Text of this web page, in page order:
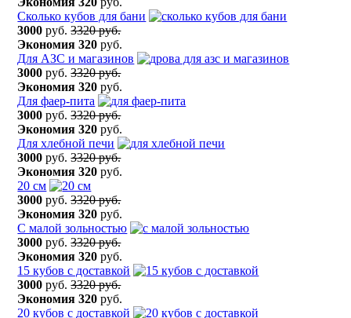
Сколько кубов для бани
3000 руб.3320 руб.
Экономия 320 руб.
Для АЗС и магазинов
3000 руб.3320 руб.
Экономия 320 руб.
Для фаер-пита
3000 руб.3320 руб.
Экономия 320 руб.
Для хлебной печи
3000 руб.3320 руб.
Экономия 320 руб.
20 см
3000 руб.3320 руб.
Экономия 320 руб.
С малой зольностью
3000 руб.3320 руб.
Экономия 320 руб.
15 кубов с доставкой
3000 руб.3320 руб.
Экономия 320 руб.
20 кубов с доставкой